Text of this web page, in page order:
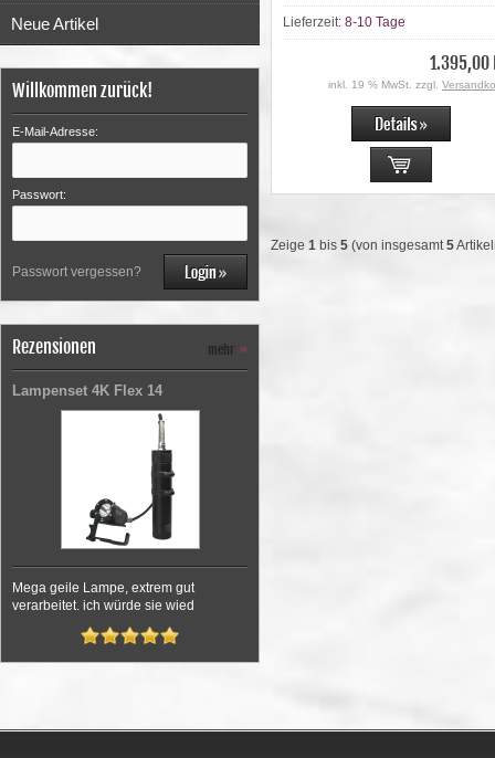
Neue Artikel
Willkommen zurück!
E-Mail-Adresse:
Passwort:
Passwort vergessen?
Rezensionen mehr »
Lampenset 4K Flex 14
Mega geile Lampe, extrem gut
verarbeitet. ich würde sie wied
Lieferzeit: 8-10 Tage
1.395,00
inkl. 19 % MwSt. zzgl.
Zeige 1 bis 5 (von insgesamt5